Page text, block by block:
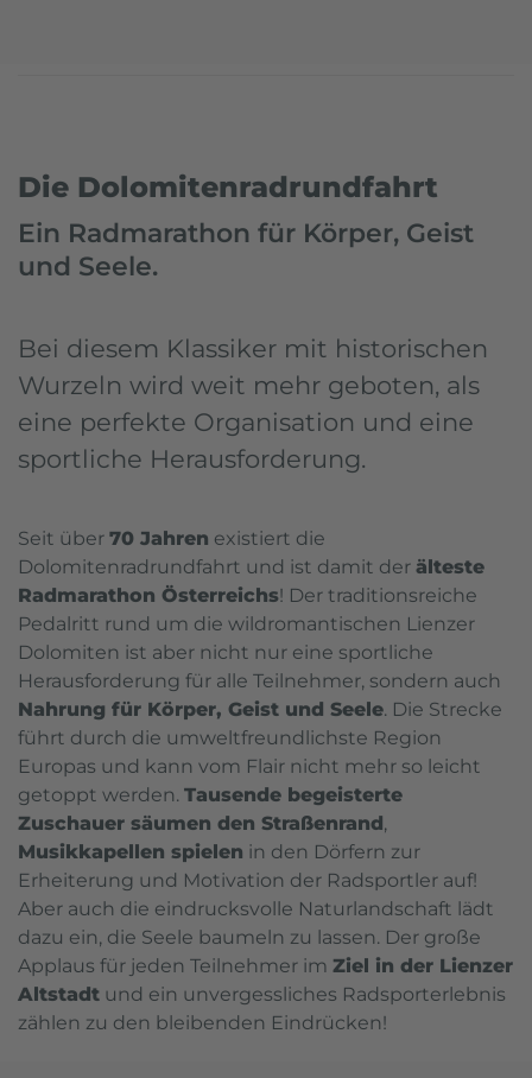
Die Dolomitenradrundfahrt
Ein Radmarathon für Körper, Geist
und Seele.
Bei diesem Klassiker mit historischen
Wurzeln wird weit mehr geboten, als
eine perfekte Organisation und eine
sportliche Herausforderung.
Seit über 70 Jahren existiert die
Dolomitenradrundfahrt und ist damit der älteste
Radmarathon Österreichs! Der traditionsreiche
Pedalritt rund um die wildromantischen Lienzer
Dolomiten ist aber nicht nur eine sportliche
Herausforderung für alle Teilnehmer, sondern auch
Nahrung für Körper, Geist und Seele. Die Strecke
führt durch die umweltfreundlichste Region
Europas und kann vom Flair nicht mehr so leicht
getoppt werden. Tausende begeisterte
Zuschauer säumen den Straßenrand,
Musikkapellen spielen in den Dörfern zur
Erheiterung und Motivation der Radsportler auf!
Aber auch die eindrucksvolle Naturlandschaft lädt
dazu ein, die Seele baumeln zu lassen. Der große
Applaus für jeden Teilnehmer im Ziel in der Lienzer
Altstadt und ein unvergessliches Radsporterlebnis
zählen zu den bleibenden Eindrücken!